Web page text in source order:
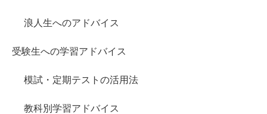
浪人生へのアドバイス
受験生への学習アドバイス
模試・定期テストの活用法
教科別学習アドバイス